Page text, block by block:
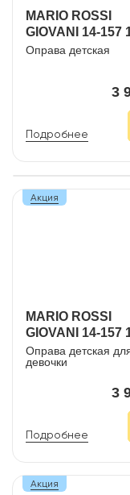
MARIO ROSSI
GIOVANI 14-157
Оправа детская
3
Подробнее
MARIO ROSSI
GIOVANI 14-157
Оправа детская
девочки
3
Подробнее
Акция
Акция